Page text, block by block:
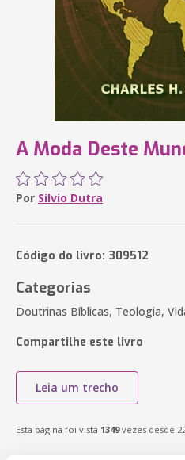
A Moda Deste
Por Silvio Dutra
Código do livro: 309512
Categorias
Doutrinas Bíblicas, Teologia,
Compartilhe este livro
Leia um trecho
Esta página foi vista 1349vezes desde